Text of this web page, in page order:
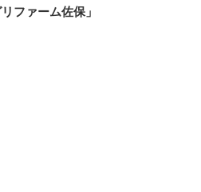
ファーム佐保」